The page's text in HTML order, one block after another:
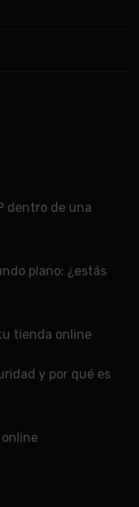
dentro de una
plano: ¿estás
tienda online
y por qué es